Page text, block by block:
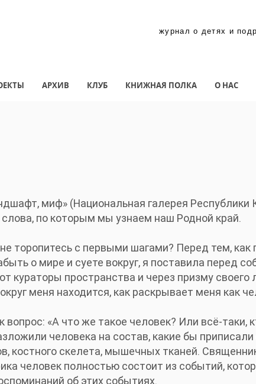
журнал о детях и
АРХИВ КЛУБ КНИЖНАЯ ПОЛКА О НАС
миф» (Национальная галерея Республики
по которым мы узнаем наш Родной край.
торопитесь с первыми шагами? Перед тем, как
о мире и суете вокруг, я поставила перед
кураторы пространства и через призму своего
меня находится, как раскрывает меня как
«А что же такое человек? Или всё-таки,
человека на состав, какие бы
костного скелета, мышечных тканей.
человек полностью состоит из событий,
об этих событиях.